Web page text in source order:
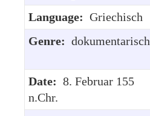
Language: Griechisch
Genre: dokumentarisch
Date: 8. Februar 155
n.Chr.